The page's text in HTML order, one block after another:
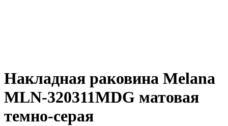
Накладная раковина Melana
MLN-320311MDG матовая
темно-серая